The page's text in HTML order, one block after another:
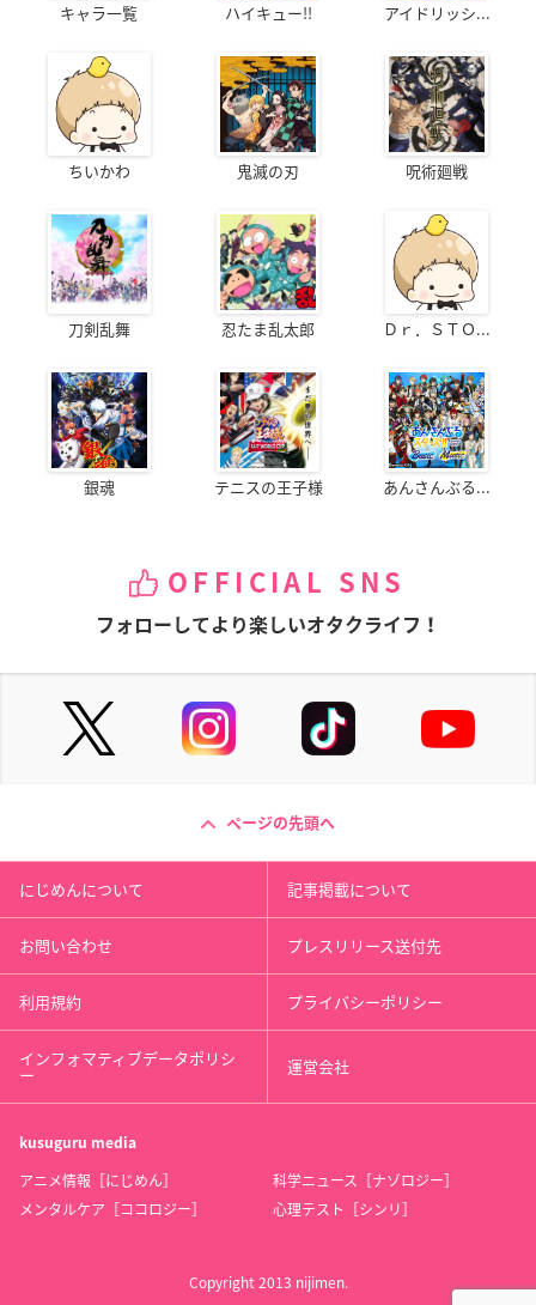
キャラ一覧 ハイキュー!! アイドリッシ...
ちいかわ 鬼滅の刃 呪術廻戦
刀剣乱舞 忍たま乱太郎 Ｄｒ．ＳＴＯ...
銀魂 テニスの王子様 あんさんぶる...
OFFICIAL SNS
フォローしてより楽しいオタクライフ！
ページの先頭へ
にじめんについて 記事掲載について
お問い合わせ プレスリリース送付先
利用規約 プライバシーポリシー
インフォマティブデータポリシ
ー 運営会社
kusuguru media
アニメ情報［にじめん］
科学ニュース［ナゾロジー］
メンタルケア［ココロジー］
心理テスト［シンリ］
Copyright 2013 nijimen.